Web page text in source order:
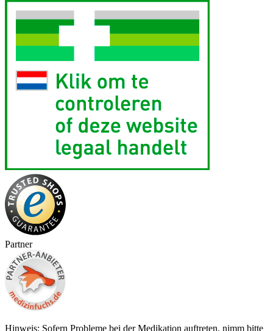
Partner
Hinweis: Sofern Probleme bei der Medikation auftreten, nimm bitte